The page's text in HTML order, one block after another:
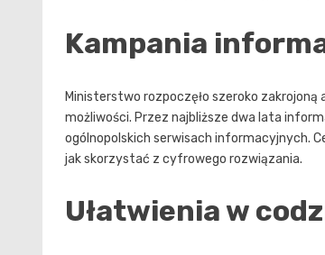
Kampania
Ministerstwo rozpoczęło szeroko zakrojoną
możliwości. Przez najbliższe dwa lata
ogólnopolskich serwisach informacyjnych.
jak skorzystać z cyfrowego rozwiązania.
Ułatwienia w